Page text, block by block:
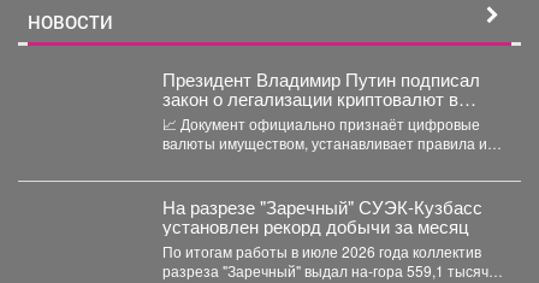
НОВОСТИ
Президент Владимир Путин подписал
закон о легализации криптовалют в
России.
📈 Документ официально признаёт цифровые
валюты имуществом, устанавливает правила их
На разрезе "Заречный" СУЭК-Кузбасс
установлен рекорд добычи за месяц
По итогам работы в июле 2026 года коллектив
разреза "Заречный" выдал на-гора 559,1 тысяч